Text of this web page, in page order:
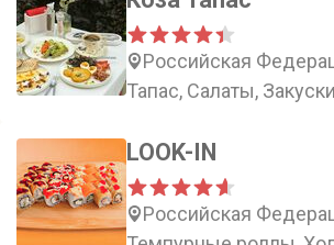
Российская
Тапас, Салаты,
LOOK-IN
Российская